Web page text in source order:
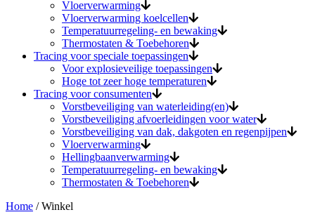
Vloerverwarming
Vloerverwarming koelcellen
Temperatuurregeling- en bewaking
Thermostaten & Toebehoren
Tracing voor speciale toepassingen
Voor explosieveilige toepassingen
Hoge tot zeer hoge temperaturen
Tracing voor consumenten
Vorstbeveiliging van waterleiding(en)
Vorstbeveiliging afvoerleidingen voor water
Vorstbeveiliging van dak, dakgoten en regenpijpen
Vloerverwarming
Hellingbaanverwarming
Temperatuurregeling- en bewaking
Thermostaten & Toebehoren
Home / Winkel